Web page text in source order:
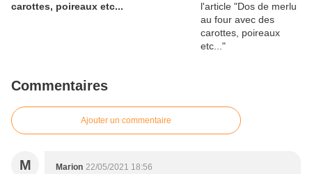
carottes, poireaux etc...
Commentaires
Ajouter un commentaire
M Marion 22/05/2021 18:56